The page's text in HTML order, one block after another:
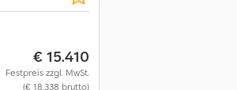
€ 15.410
Festpreis zzgl. MwSt.
(€ 18.338 brutto)